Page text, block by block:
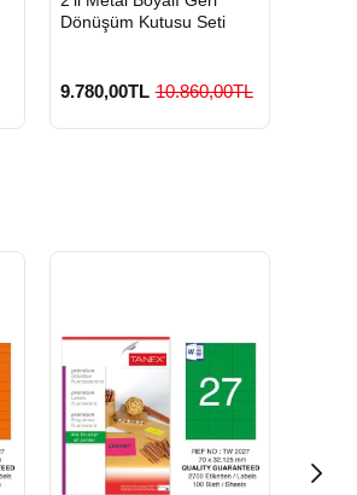
Dönüşüm Kutusu Seti
9.780,00TL 10.860,00TL